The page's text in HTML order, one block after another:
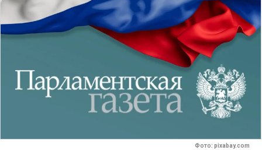
Фото: pixabay.com